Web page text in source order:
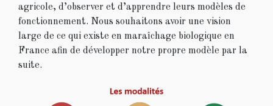
agricole, d’observer et d’apprendre leurs modèles de
fonctionnement. Nous souhaitons avoir une vision
large de ce qui existe en maraîchage biologique en
France afin de développer notre propre modèle par la
suite.